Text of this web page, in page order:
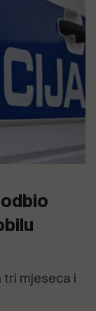
tri mjeseca i